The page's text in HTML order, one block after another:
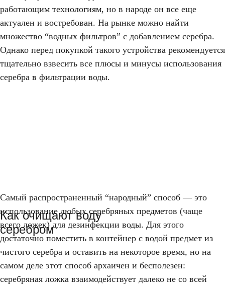
работающим технологиям, но в народе он все еще
актуален и востребован. На рынке можно найти
множество “водных фильтров” с добавлением серебра.
Однако перед покупкой такого устройства рекомендуется
тщательно взвесить все плюсы и минусы использования
серебра в фильтрации воды.
Как очищают воду
серебром
Самый распространенный “народный” способ — это
использование любых серебряных предметов (чаще
всего ложек) для дезинфекции воды. Для этого
достаточно поместить в контейнер с водой предмет из
чистого серебра и оставить на некоторое время, но на
самом деле этот способ архаичен и бесполезен:
серебряная ложка взаимодействует далеко не со всей